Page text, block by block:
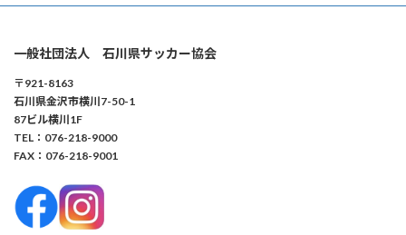
一般社団法人 石川県サッカー協会
〒921-8163
石川県金沢市横川7-50-1
87ビル横川1F
TEL：076-218-9000
FAX：076-218-9001